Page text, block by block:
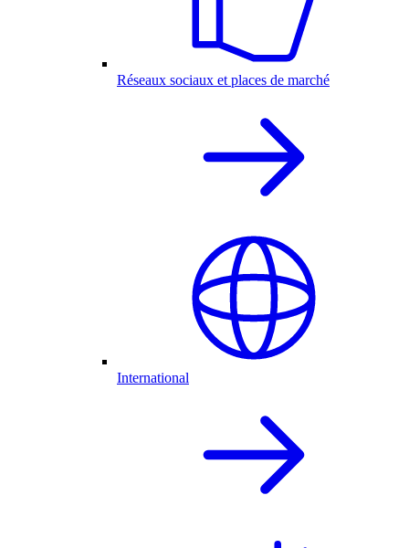
Réseaux sociaux et places de marché
International